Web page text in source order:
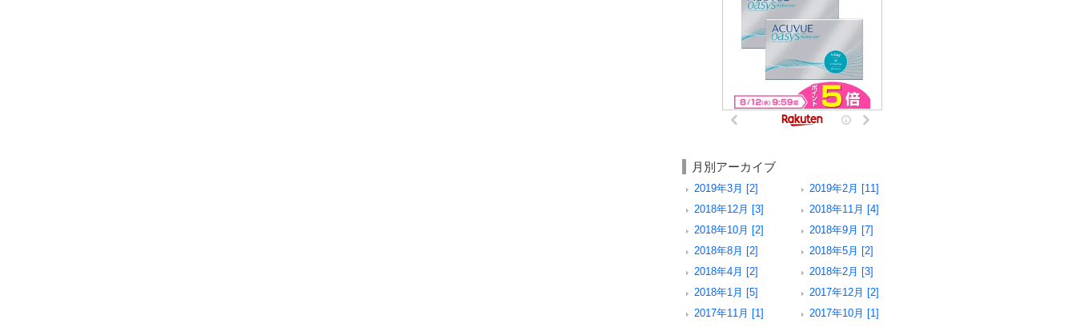
月別アーカイブ
2019年3月 [2]
2019年2月 [11]
2018年12月 [3]
2018年11月 [4]
2018年10月 [2]
2018年9月 [7]
2018年8月 [2]
2018年5月 [2]
2018年4月 [2]
2018年2月 [3]
2018年1月 [5]
2017年12月 [2]
2017年11月 [1]
2017年10月 [1]